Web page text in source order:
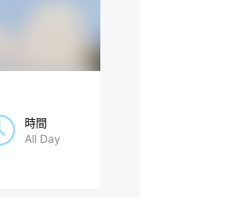
時間
All Day